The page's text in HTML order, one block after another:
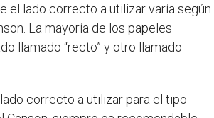
el lado correcto a utilizar varía según
La mayoría de los papeles
llamado “recto” y otro llamado
correcto a utilizar para el tipo